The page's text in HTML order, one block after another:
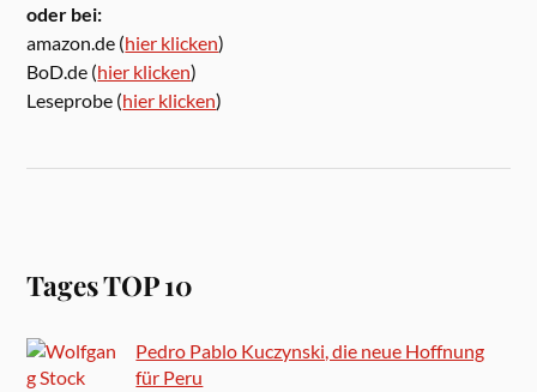
oder bei:
amazon.de (hier klicken)
BoD.de (hier klicken)
Leseprobe (hier klicken)
Tages TOP 10
Pedro Pablo Kuczynski, die neue Hoffnung
für Peru